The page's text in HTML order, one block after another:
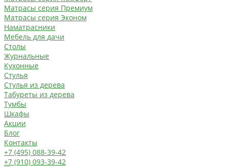
Матрасы серия Премиум
Матрасы серия Эконом
Наматрасники
Мебель для дачи
Столы
Журнальные
Кухонные
Стулья
Стулья из дерева
Табуреты из дерева
Тумбы
Шкафы
Акции
Блог
Контакты
+7 (495) 088-39-42
+7 (910) 093-39-42